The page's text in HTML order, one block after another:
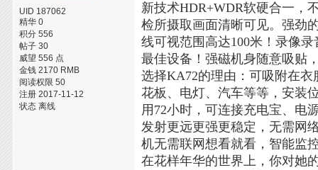
UID 187062
精华 0
积分 556
帖子 30
威望 556 点
金钱 2170 RMB
阅读权限 50
注册 2017-11-12
状态 离线
新技术HDR+WDR软硬合一，
检所摄取画面清晰可见。强劲
线可视范围高达100米！录像
最佳设备！强磁机身随意吸贴
选择KA72的理由：可吸附在
花板、电灯、汽车等等，安装
用72小时，可连接充电宝、电
发射更远更强更稳定，无需网
机无需联网想看就看，智能监
在花样年华的世界上，你对她